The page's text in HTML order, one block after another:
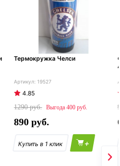
Термокружка Челси
19527
4.85
1290
400
890
+